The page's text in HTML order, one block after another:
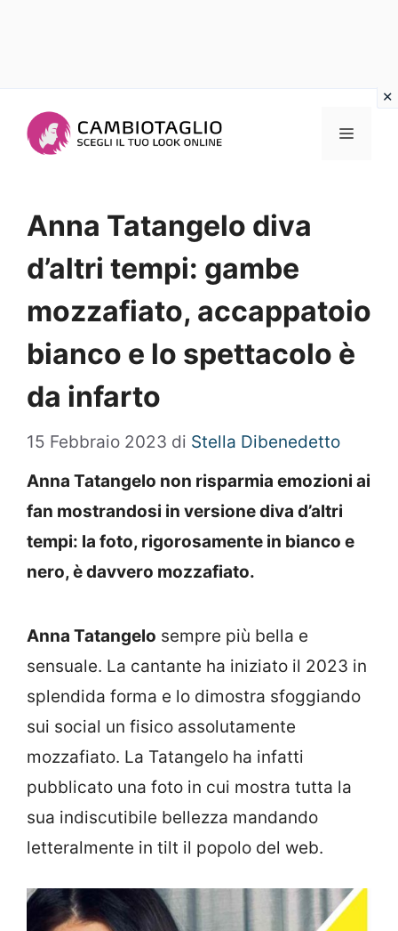
Menu
Anna Tatangelo diva
d’altri tempi: gambe
mozzafiato, accappatoio
bianco e lo spettacolo è
da infarto
15 Febbraio 2023 di Stella Dibenedetto
Anna Tatangelo non risparmia emozioni ai
fan mostrandosi in versione diva d’altri
tempi: la foto, rigorosamente in bianco e
nero, è davvero mozzafiato.
Anna Tatangelo sempre più bella e
sensuale. La cantante ha iniziato il 2023 in
splendida forma e lo dimostra sfoggiando
sui social un fisico assolutamente
mozzafiato. La Tatangelo ha infatti
pubblicato una foto in cui mostra tutta la
sua indiscutibile bellezza mandando
letteralmente in tilt il popolo del web.